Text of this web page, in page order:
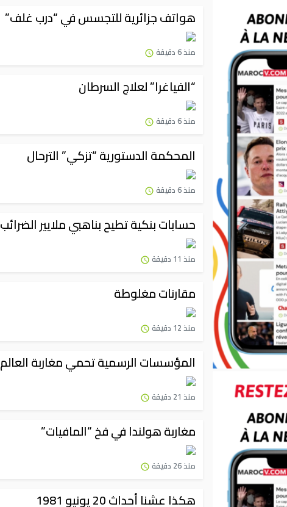
هواتف جزائرية للتجسس في “درب غلف”
منذ 6 دقيقة
“الفياغرا” لعلاج السرطان
منذ 6 دقيقة
المحكمة الدستورية “تزكي” الترحال
منذ 6 دقيقة
حسابات بنكية تطيح بناهبي ملايير الضرائب
منذ 11 دقيقة
مقارنات مغلوطة
منذ 12 دقيقة
المؤسسات الرسمية تحمي مغاربة العالم
منذ 21 دقيقة
مغاربة هولندا في فخ “المافيات”
منذ 26 دقيقة
هكذا عشنا أحداث 20 يونيو 1981